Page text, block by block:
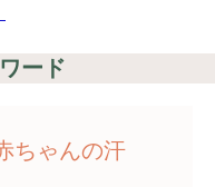
ード
ちゃんの汗